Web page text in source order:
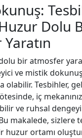
Dolu
bir atmosfer
ve mistik
olabilir. Tesbihler,
iç
ve ruhsal dengeyi
makalede, sizlere
huzur ortamı